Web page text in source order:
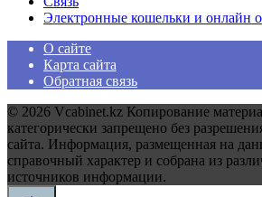
Электронные кошельки и онлайн
О сайте
Карта сайта
Обратная связь
© 2026 Vcabinet.kz Копирование
категорически запрещено без
сайта. Информация, размещенная на
справочный характер и собрана из
источников информации.